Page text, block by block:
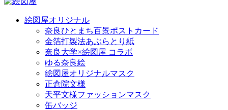
絵図屋オリジナル
奈良ひとまち百景ポストカード
金箔打製法あぶらとり紙
奈良大学×絵図屋 コラボ
ゆる奈良絵
絵図屋オリジナルマスク
正倉院文様
天平文様ファッションマスク
缶バッジ